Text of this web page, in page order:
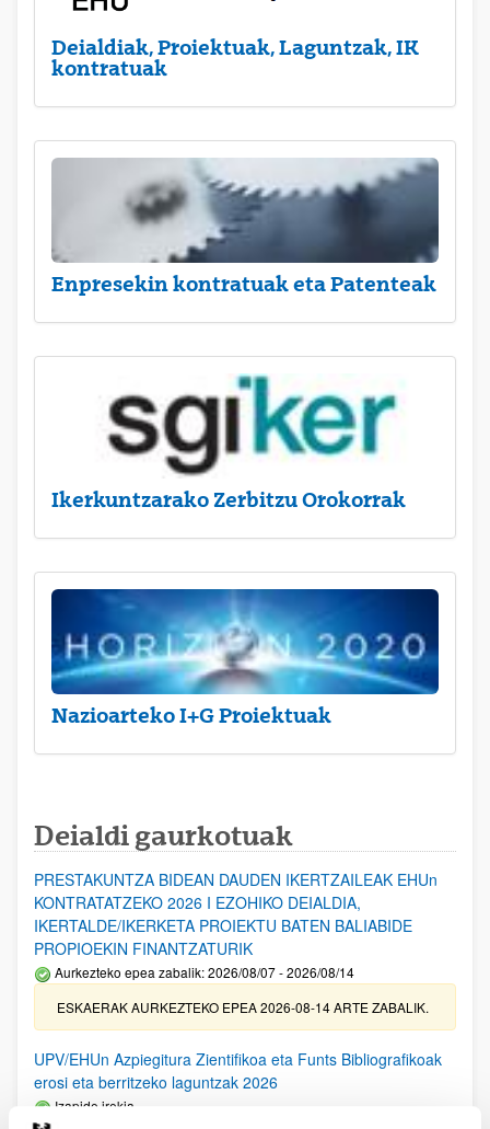
Deialdiak, Proiektuak, Laguntzak, IK
kontratuak
Enpresekin kontratuak eta Patenteak
Ikerkuntzarako Zerbitzu Orokorrak
Nazioarteko I+G Proiektuak
Deialdi gaurkotuak
PRESTAKUNTZA BIDEAN DAUDEN IKERTZAILEAK EHUn
KONTRATATZEKO 2026 I EZOHIKO DEIALDIA,
IKERTALDE/IKERKETA PROIEKTU BATEN BALIABIDE
PROPIOEKIN FINANTZATURIK
Aurkezteko epea zabalik: 2026/08/07 - 2026/08/14
ESKAERAK AURKEZTEKO EPEA 2026-08-14 ARTE ZABALIK.
UPV/EHUn Azpiegitura Zientifikoa eta Funts Bibliografikoak
erosi eta berritzeko laguntzak 2026
Izapide irekia